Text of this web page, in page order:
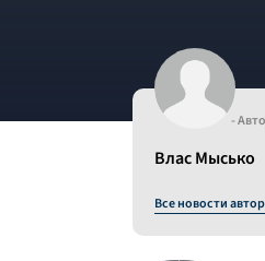
-
Влас Мысько
Все новости